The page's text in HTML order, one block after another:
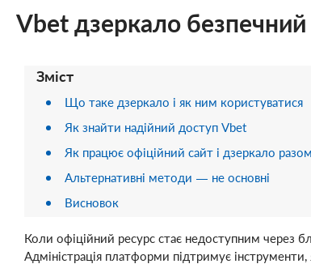
Vbet дзеркало безпечний
Зміст
Що таке дзеркало і як ним користуватися
Як знайти надійний доступ Vbet
Як працює офіційний сайт і дзеркало разом
Альтернативні методи — не основні
Висновок
Коли офіційний ресурс стає недоступним через
Адміністрація платформи підтримує